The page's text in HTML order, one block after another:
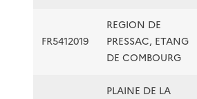
FR5412019
REGION DE
PRESSAC, ETANG
DE COMBOURG
PLAINE DE LA